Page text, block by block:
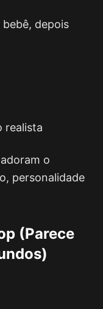
depois
realista
o
personalidade
(Parece